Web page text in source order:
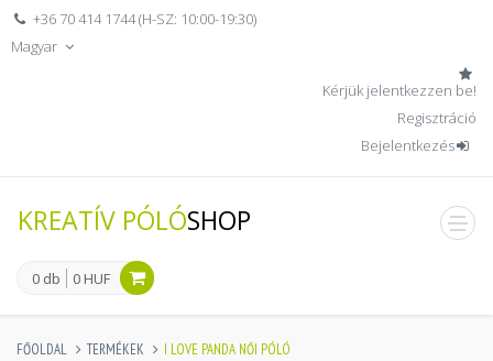
+36 70 414 1744 (H-SZ: 10:00-19:30)
Magyar
Kérjük jelentkezzen be!
Regisztráció
Bejelentkezés
KREATÍV PÓLÓSHOP
0 db 0 HUF
FŐOLDAL TERMÉKEK I LOVE PANDA NŐI PÓLÓ